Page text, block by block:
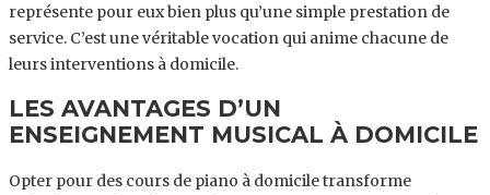
représente pour eux bien plus qu’une simple prestation de
service. C’est une véritable vocation qui anime chacune de
leurs interventions à domicile.
LES AVANTAGES D’UN
ENSEIGNEMENT MUSICAL À DOMICILE
Opter pour des cours de piano à domicile transforme